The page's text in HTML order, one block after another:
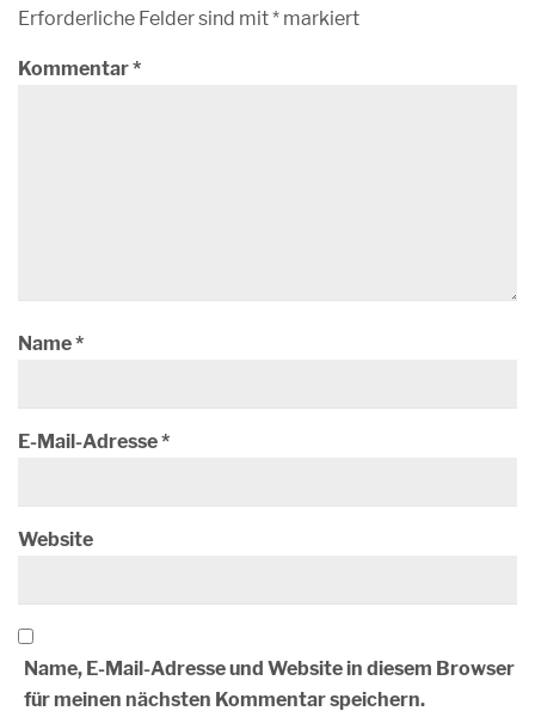
Erforderliche Felder sind mit* markiert
Kommentar*
Name*
E-Mail-Adresse*
Website
Name, E-Mail-Adresse und Website in diesem Browser
für meinen nächsten Kommentar speichern.